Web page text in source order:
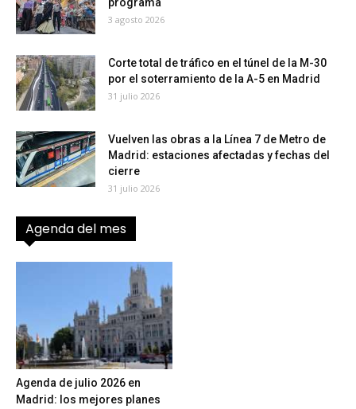
3 agosto 2026
Corte total de tráfico en el túnel de la M-30
por el soterramiento de la A-5 en Madrid
31 julio 2026
Vuelven las obras a la Línea 7 de Metro de
Madrid: estaciones afectadas y fechas del
cierre
31 julio 2026
Agenda del mes
Agenda de julio 2026 en
Madrid: los mejores planes